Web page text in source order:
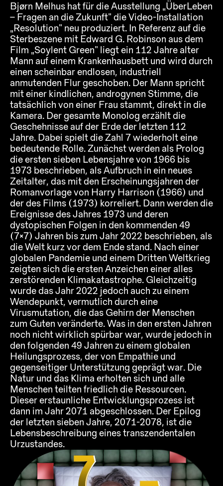
Bjørn Melhus hat für die Ausstellung „ÜberLeben
– Fragen an die Zukunft“ die Video-Installation
„Resolution“ neu produziert. In Referenz auf die
Sterbeszene mit Edward G. Robinson aus dem
Film „Soylent Green“ liegt ein 112 Jahre alter
Mann auf einem Krankenhausbett und wird durch
einen scheinbar endlosen, industriell
anmutenden Flur geschoben. Der Mann spricht
mit einer kindlichen, androgynen Stimme, die
tatsächlich von einer Frau stammt, direkt in die
Kamera. Der gesamte Monolog erzählt die
Geschehnisse auf der Erde der letzten 112
Jahre. Dabei spielt die Zahl 7 wiederholt eine
bedeutende Rolle. Zunächst werden als Prolog
die ersten sieben Lebensjahre von 1966 bis
1973 beschrieben, als Aufbruch in ein neues
Zeitalter, das mit den Erscheinungsjahren der
Romanvorlage von Harry Harrison (1966) und
der des Films (1973) korreliert. Dann werden die
Ereignisse des Jahres 1973 und deren
dystopischen Folgen in den kommenden 49
(7×7) Jahren bis zum Jahr 2022 beschrieben, als
die Welt kurz vor dem Ende stand. Nach einer
globalen Pandemie und einem Dritten Weltkrieg
zeigten sich die ersten Anzeichen einer alles
zerstörenden Klimakatastrophe. Gleichzeitig
wurde das Jahr 2022 jedoch auch zu einem
Wendepunkt, vermutlich durch eine
Virusmutation, die das Gehirn der Menschen
zum Guten veränderte. Was in den ersten Jahren
noch nicht wirklich spürbar war, wurde jedoch in
den folgenden 49 Jahren zu einem globalen
Heilungsprozess, der von Empathie und
gegenseitiger Unterstützung geprägt war. Die
Natur und das Klima erholten sich und alle
Menschen teilten friedlich die Ressourcen.
Dieser erstaunliche Entwicklungsprozess ist
dann im Jahr 2071 abgeschlossen. Der Epilog
der letzten sieben Jahre, 2071-2078, ist die
Lebensbeschreibung eines transzendentalen
Urzustandes.